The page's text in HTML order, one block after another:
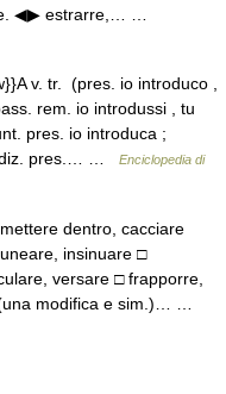
◀▶ estrarre,… …
v. tr. (pres. io introduco ,
rem. io introdussi , tu
pres. io introduca ;
pres.… …
Enciclopedia di
dentro, cacciare
insinuare □
versare □ frapporre,
modifica e sim.)… …